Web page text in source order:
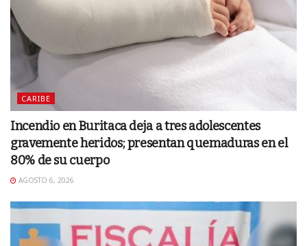
CARIBE
Incendio en Buritaca deja a tres adolescentes
gravemente heridos; presentan quemaduras en el
80% de su cuerpo
AGOSTO 6, 2026